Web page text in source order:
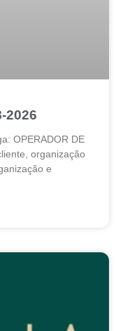
2026
OPERADOR DE
organização
e